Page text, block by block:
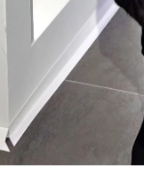
Dlouhý, pravý, černý